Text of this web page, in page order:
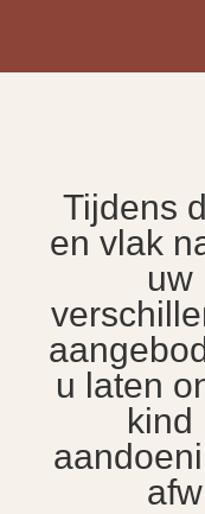
Tijdens
en vlak
uw
u laten
kind